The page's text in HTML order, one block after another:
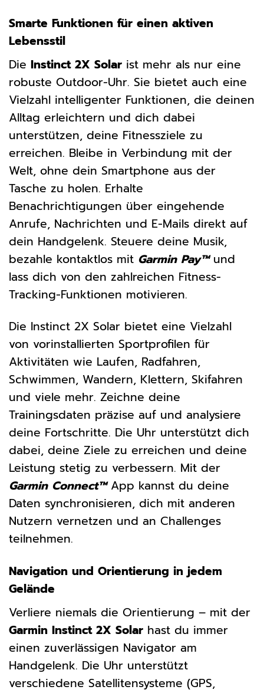
Smarte Funktionen für einen aktiven
Lebensstil
Die Instinct 2X Solar ist mehr als nur eine
robuste Outdoor-Uhr. Sie bietet auch eine
Vielzahl intelligenter Funktionen, die deinen
Alltag erleichtern und dich dabei
unterstützen, deine Fitnessziele zu
erreichen. Bleibe in Verbindung mit der
Welt, ohne dein Smartphone aus der
Tasche zu holen. Erhalte
Benachrichtigungen über eingehende
Anrufe, Nachrichten und E-Mails direkt auf
dein Handgelenk. Steuere deine Musik,
bezahle kontaktlos mit Garmin Pay™und
lass dich von den zahlreichen Fitness-
Tracking-Funktionen motivieren.
Die Instinct 2X Solar bietet eine Vielzahl
von vorinstallierten Sportprofilen für
Aktivitäten wie Laufen, Radfahren,
Schwimmen, Wandern, Klettern, Skifahren
und viele mehr. Zeichne deine
Trainingsdaten präzise auf und analysiere
deine Fortschritte. Die Uhr unterstützt dich
dabei, deine Ziele zu erreichen und deine
Leistung stetig zu verbessern. Mit der
Garmin Connect™App kannst du deine
Daten synchronisieren, dich mit anderen
Nutzern vernetzen und an Challenges
teilnehmen.
Navigation und Orientierung in jedem
Gelände
Verliere niemals die Orientierung – mit der
Garmin Instinct 2X Solar hast du immer
einen zuverlässigen Navigator am
Handgelenk. Die Uhr unterstützt
verschiedene Satellitensysteme (GPS,